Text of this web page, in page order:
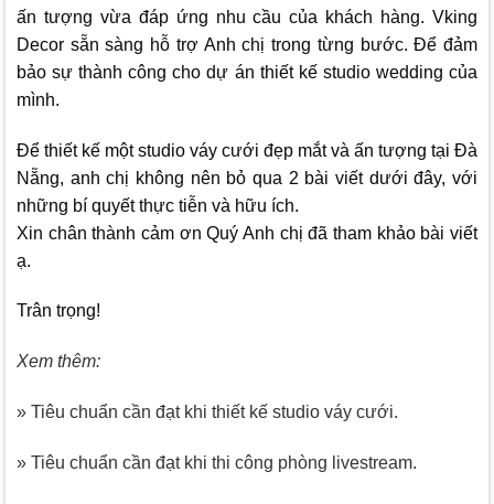
ấn tượng vừa đáp ứng nhu cầu của khách hàng. Vking
Decor sẵn sàng hỗ trợ Anh chị trong từng bước. Để đảm
bảo sự thành công cho dự án thiết kế studio wedding của
mình.
Để thiết kế một studio váy cưới đẹp mắt và ấn tượng tại Đà
Nẵng, anh chị không nên bỏ qua 2 bài viết dưới đây, với
những bí quyết thực tiễn và hữu ích.
Xin chân thành cảm ơn Quý Anh chị đã tham khảo bài viết
ạ.
Trân trọng!
Xem thêm:
» Tiêu chuẩn cần đạt khi thiết kế studio váy cưới.
» Tiêu chuẩn cần đạt khi thi công phòng livestream.